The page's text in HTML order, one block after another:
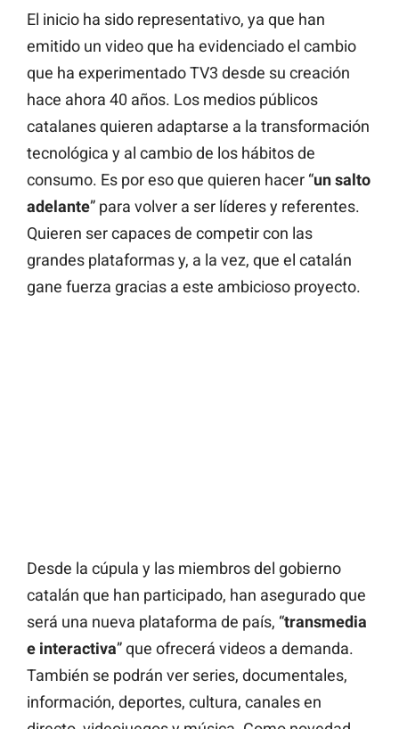
El inicio ha sido representativo, ya que han
emitido un video que ha evidenciado el cambio
que ha experimentado TV3 desde su creación
hace ahora 40 años. Los medios públicos
catalanes quieren adaptarse a la transformación
tecnológica y al cambio de los hábitos de
consumo. Es por eso que quieren hacer “un salto
adelante” para volver a ser líderes y referentes.
Quieren ser capaces de competir con las
grandes plataformas y, a la vez, que el catalán
gane fuerza gracias a este ambicioso proyecto.
Desde la cúpula y las miembros del gobierno
catalán que han participado, han asegurado que
será una nueva plataforma de país, “transmedia
e interactiva” que ofrecerá videos a demanda.
También se podrán ver series, documentales,
información, deportes, cultura, canales en